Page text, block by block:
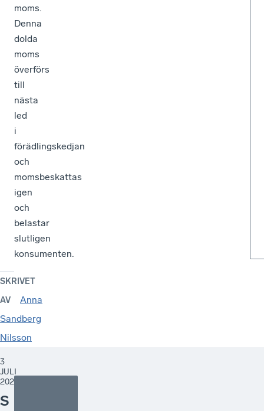
moms.
Denna
dolda
moms
överförs
till
nästa
led
i
förädlingskedjan
och
momsbeskattas
igen
och
belastar
slutligen
konsumenten.
SKRIVET
AV
Anna
Sandberg
Nilsson
3
JULI
2026
S